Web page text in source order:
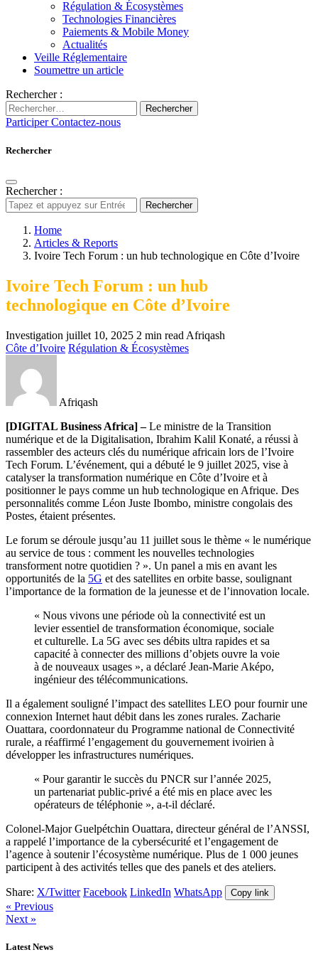
Régulation & Écosystèmes
Technologies Financières
Paiements & Mobile Money
Actualités
Veille Réglementaire
Soumettre un article
Rechercher :
Rechercher
ParticiperContactez-nous
Rechercher
Rechercher :
Rechercher
Home
Articles & Reports
Ivoire Tech Forum : un hub technologique en Côte d’Ivoire
Ivoire Tech Forum : un hub
technologique en Côte d’Ivoire
Investigation juillet 10, 2025 2 min read Afriqash
Côte d’Ivoire Régulation & Écosystèmes
Afriqash
[DIGITAL Business Africa] –Le ministre de la Transition
numérique et de la Digitalisation, Ibrahim Kalil Konaté, a réussi à
rassembler des acteurs clés du numérique africain lors de l’Ivoire
Tech Forum. L’événement, qui a débuté le 9 juillet 2025, vise à
catalyser la transformation numérique en Côte d’Ivoire et à
positionner le pays comme un hub technologique en Afrique. Des
personnalités comme Léon Juste Ibombo, ministre congolais des
Postes, étaient présentes.
Le forum se déroule jusqu’au 11 juillet sous le thème « le numérique
au service de tous : comment les nouvelles technologies
transforment notre quotidien ? ». Un panel a mis en avant les
opportunités de la 5G et des satellites en orbite basse, soulignant
l’importance de la formation de la jeunesse et de l’innovation locale.
« Nous vivons une période où la connectivité est un
levier essentiel de transformation économique, sociale
et culturelle. La 5G avec ses débits ultra rapides et sa
capacité à connecter des millions d’objets ouvre la voie
à de nouveaux usages », a déclaré Jean-Marie Aképo,
ingénieur des télécommunications.
Il a également souligné l’impact des satellites LEO pour fournir une
connexion Internet haut débit dans les zones rurales. Zacharie
Ouattara, coordonnateur du Programme national de Connectivité
rurale, a réaffirmé l’engagement du gouvernement ivoirien à
développer les infrastructures numériques.
« Pour garantir le succès du PNCR sur l’année 2025,
un partenariat public-privé a été mis en place avec les
opérateurs de téléphonie », a-t-il déclaré.
Colonel-Major Guelpétchin Ouattara, directeur général de l’ANSSI,
a rappelé l’importance de la cybersécurité et l’engagement de
l’agence à soutenir l’écosystème numérique. Plus de 1 000 jeunes
participent à des activités telles que des panels et des ateliers.
Share: X/Twitter Facebook LinkedIn WhatsApp Copy link
« Previous
Next »
Latest News